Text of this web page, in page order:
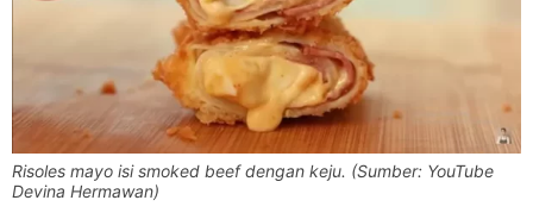
Risoles mayo isi smoked beef dengan keju. (Sumber: YouTube
Devina Hermawan)